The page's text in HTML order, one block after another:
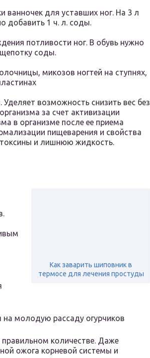
ванночек для уставших ног. На 3 л
добавить 1 ч. л. соды.
потливости ног. В обувь нужно
соды.
микозов ногтей на ступнях,
Уделяет возможность снизить вес без
за счет активизации
в организме после ее приема
пищеварения и свойства
и лишнюю жидкость.
Как заварить шиповник в
термосе для лечения простуды
молодую рассаду огурчиков
количестве. Даже
ожога корневой системы и